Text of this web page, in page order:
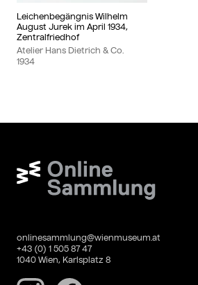
Leichenbegängnis Wilhelm
August Jurek im April 1934,
Zentralfriedhof
Atelier Hans Dietrich & Co.
1934
Wien Museum Online Sammlung
onlinesammlung@wienmuseum.at
+43 (0) 1 505 87 47
1040 Wien, Karlsplatz 8